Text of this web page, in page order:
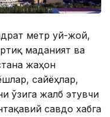
метр уй-жой,
маданият ва
жаҳон
сайёҳлар,
ўзига жалб этувчи
савдо хабга